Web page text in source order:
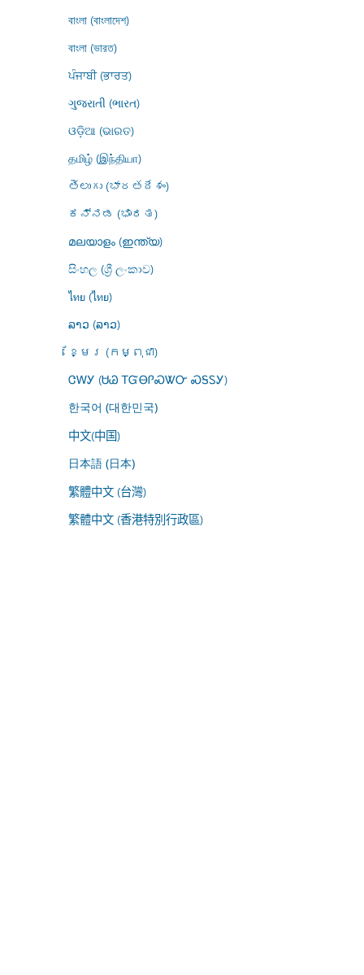
বাংলা (বাংলাদেশ)
বাংলা (ভারত)
ਪੰਜਾਬੀ (ਭਾਰਤ)
ગુજરાતી (ભારત)
ଓଡ଼ିଆ (ଭାରତ)
தமிழ் (இந்தியா)
తెలుగు (భారతదేశం)
ಕನ್ನಡ (ಭಾರತ)
മലയാളം (ഇന്ത്യ)
සිංහල (ශ්‍රී ලංකාව)
ไทย (ไทย)
ລາວ (ລາວ)
ខ្មែរ (កម្ពុជា)
ᏣᎳᎩ (ᏌᏊ ᎢᏳᎾᎵᏍᏔᏅ ᏍᎦᏚᎩ)
한국어 (대한민국)
中文(中国)
日本語 (日本)
繁體中文 (台灣)
繁體中文 (香港特別行政區)